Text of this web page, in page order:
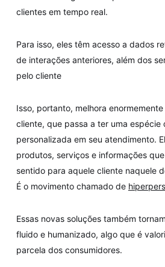
clientes em tempo real.
Para isso, eles têm acesso a dados
de interações anteriores, além dos
pelo cliente
Isso, portanto, melhora
cliente, que passa a ter uma espécie
personalizada em seu atendimento.
produtos, serviços e informações
sentido para aquele cliente naquele
É o movimento chamado de
Essas novas soluções também
fluido e humanizado, algo que é
parcela dos consumidores.